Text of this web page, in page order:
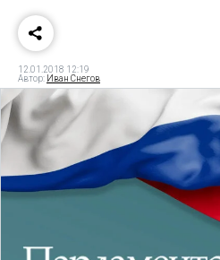
12.01.2018 12:19
Автор: Иван Снегов